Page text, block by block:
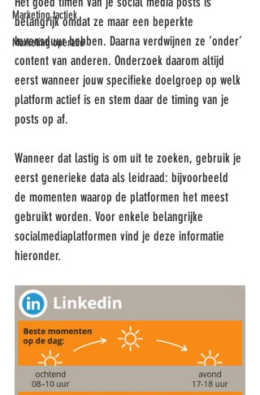
Marketing tactiek
Marketing operatie
belangrijk omdat ze maar een beperkte
levensduur hebben. Daarna verdwijnen ze ‘onder’
content van anderen. Onderzoek daarom altijd
eerst wanneer jouw specifieke doelgroep op welk
platform actief is en stem daar de timing van je
posts op af.
Wanneer dat lastig is om uit te zoeken, gebruik je
eerst generieke data als leidraad: bijvoorbeeld
de momenten waarop de platformen het meest
gebruikt worden. Voor enkele belangrijke
socialmediaplatformen vind je deze informatie
hieronder.